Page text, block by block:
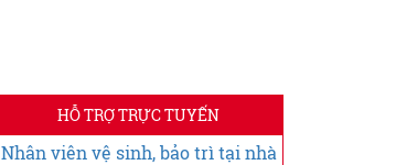
HỖ TRỢ TRỰC TUYẾN
Nhân viên vệ sinh, bảo trì tại nhà